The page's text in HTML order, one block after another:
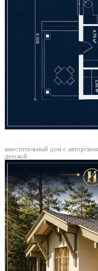
вместительный дом с
детской